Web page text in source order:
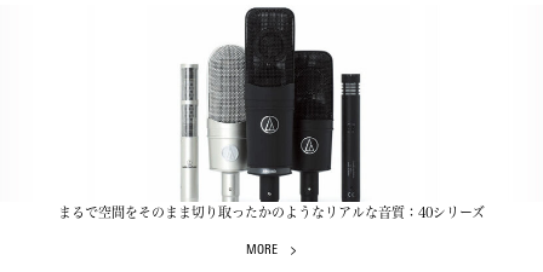
まるで空間をそのまま切り取ったかのようなリアルな音質：40シリーズ
MORE